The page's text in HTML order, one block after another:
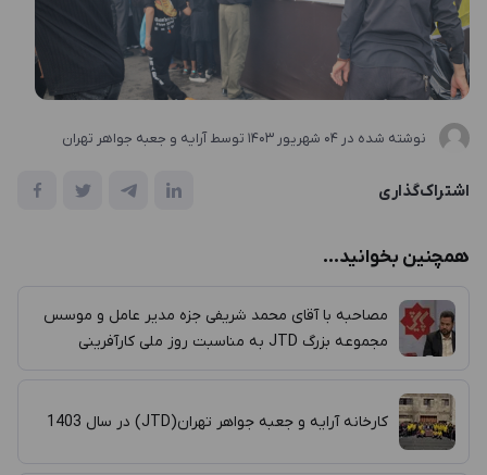
نوشته شده در 04 شهریور 1403 توسط آرایه و جعبه جواهر تهران
اشتراک‌گذاری
همچنین بخوانید...
مصاحبه با آقای محمد شریفی جزه مدیر عامل و موسس
مجموعه بزرگ JTD به مناسبت روز ملی کارآفرینی
کارخانه آرایه و جعبه جواهر تهران(JTD) در سال 1403